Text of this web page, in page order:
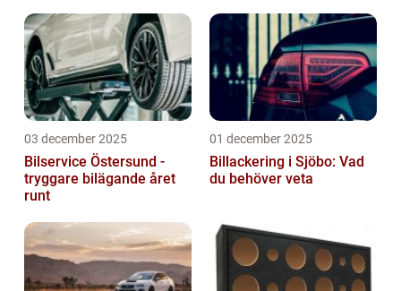
03 december 2025
Bilservice Östersund -
tryggare bilägande året
runt
01 december 2025
Billackering i Sjöbo: Vad
du behöver veta